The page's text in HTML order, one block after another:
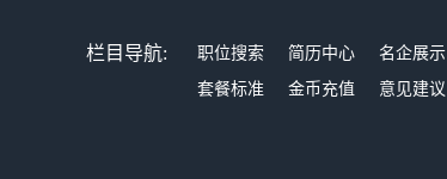
栏目导航: 职位搜索 简历中心 名企展示
套餐标准
金币充值 意见建议